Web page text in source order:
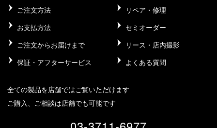
ご注文方法
リペア・修理
お支払方法
セミオーダー
ご注文からお届けまで
リース・店内撮影
保証・アフターサービス
よくある質問
全ての製品を店舗ではご覧いただけます
ご購入、ご相談は店舗でも可能です